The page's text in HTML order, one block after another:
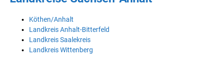
Köthen/Anhalt
Landkreis Anhalt-Bitterfeld
Landkreis Saalekreis
Landkreis Wittenberg